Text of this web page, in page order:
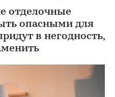
отделочные
опасными для
в негодность,